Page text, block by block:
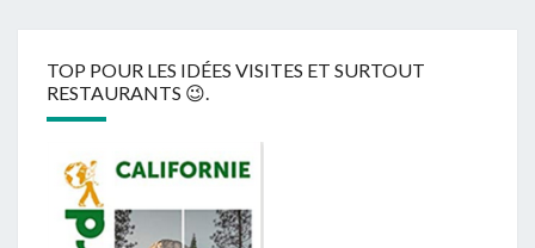
TOP POUR LES IDÉES VISITES ET SURTOUT
RESTAURANTS 😉.